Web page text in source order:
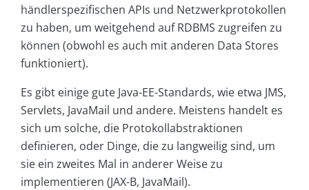
händlerspezifischen APIs und Netzwerkprotokollen
zu haben, um weitgehend auf RDBMS zugreifen zu
können (obwohl es auch mit anderen Data Stores
funktioniert).
Es gibt einige gute Java-EE-Standards, wie etwa JMS,
Servlets, JavaMail und andere. Meistens handelt es
sich um solche, die Protokollabstraktionen
definieren, oder Dinge, die zu langweilig sind, um
sie ein zweites Mal in anderer Weise zu
implementieren (JAX-B, JavaMail).